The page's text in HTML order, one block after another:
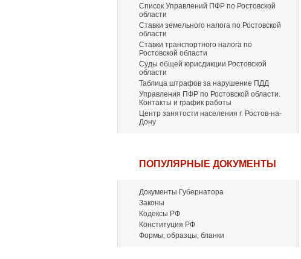
Список Управлений ПФР по Ростовской
области
Ставки земельного налога по Ростовской
области
Ставки транспортного налога по
Ростовской области
Суды общей юрисдикции Ростовской
области
Таблица штрафов за нарушение ПДД
Управления ПФР по Ростовской области.
Контакты и график работы
Центр занятости населения г. Ростов-на-
Дону
ПОПУЛЯРНЫЕ ДОКУМЕНТЫ
Документы Губернатора
Законы
Кодексы РФ
Конституция РФ
Формы, образцы, бланки